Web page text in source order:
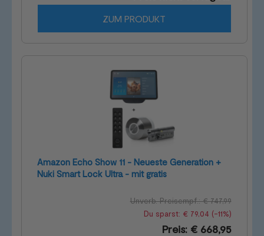
ZUM PRODUKT
Amazon Echo Show 11 - Neueste Generation +
Nuki Smart Lock Ultra - mit gratis
Unverb. Preisempf.: € 747,99
Du sparst: € 79,04 (-11%)
Preis: € 668,95